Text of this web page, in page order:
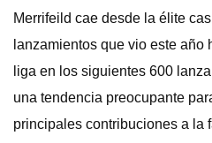
Merrifeild cae desde la élite
lanzamientos que vio este año
liga en los siguientes 600
una tendencia preocupante
principales contribuciones a la